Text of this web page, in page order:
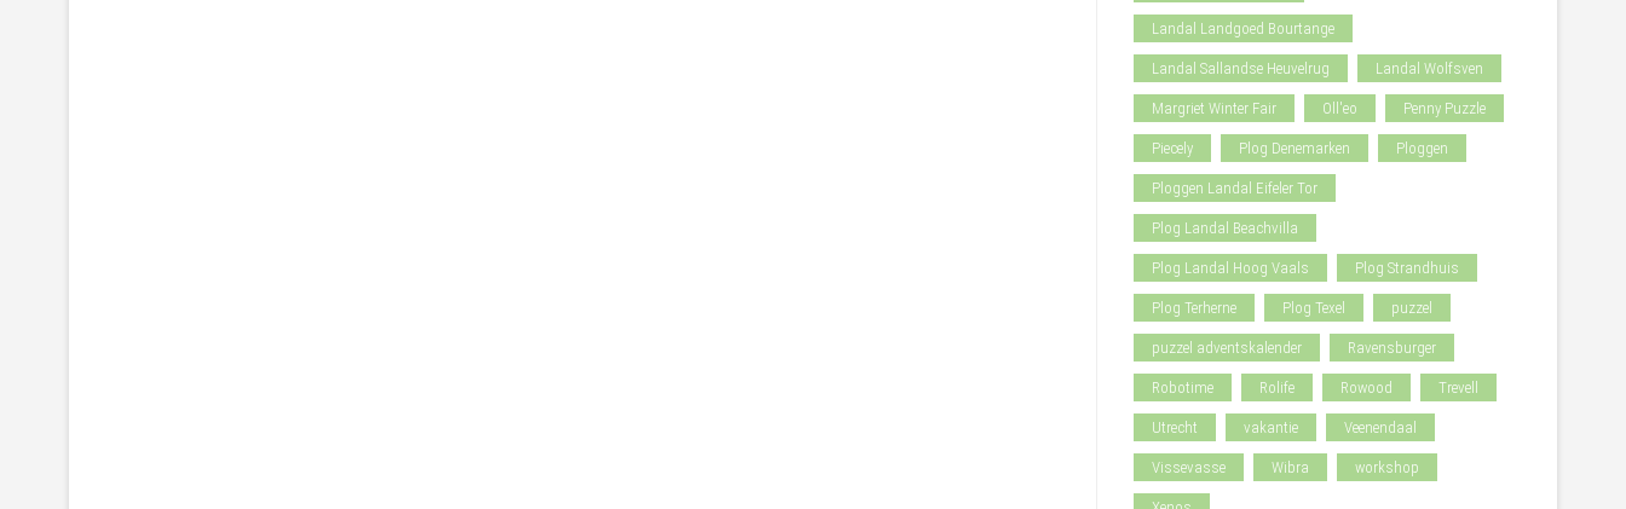
Landal Landgoed Bourtange
Landal Sallandse Heuvelrug Landal Wolfsven
Margriet Winter Fair Oll'eo Penny Puzzle
Piecely Plog Denemarken Ploggen
Ploggen Landal Eifeler Tor
Plog Landal Beachvilla
Plog Landal Hoog Vaals Plog Strandhuis
Plog Terherne Plog Texel puzzel
puzzel adventskalender Ravensburger
Robotime Rolife Rowood Trevell
Utrecht vakantie Veenendaal
Vissevasse Wibra workshop